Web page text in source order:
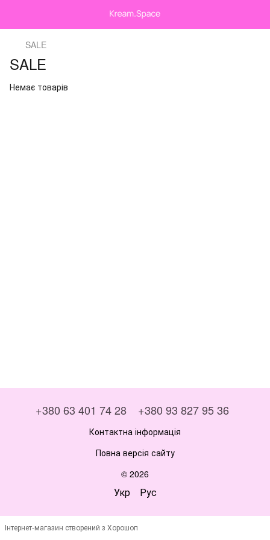
SALE
SALE
Немає товарів
+380 63 401 74 28 +380 93 827 95 36
Контактна інформація
Повна версія сайту
© 2026
Укр Рус
Інтернет-магазин створений з Хорошоп